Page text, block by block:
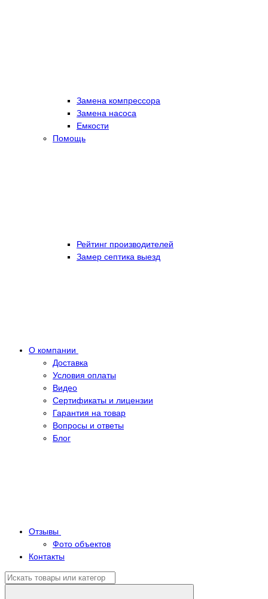
Замена компрессора
Замена насоса
Емкости
Помощь
Рейтинг производителей
Замер септика выезд
О компании
Доставка
Условия оплаты
Видео
Сертификаты и лицензии
Гарантия на товар
Вопросы и ответы
Блог
Отзывы
Фото объектов
Контакты